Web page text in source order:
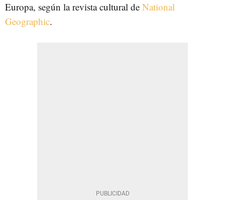
Europa, según la revista cultural de National
Geographic.